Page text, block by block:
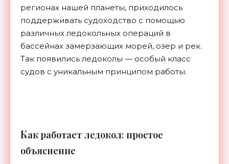
регионах нашей планеты, приходилось
поддерживать судоходство с помощью
различных ледокольных операций в
бассейнах замерзающих морей, озер и рек.
Так появились ледоколы — особый класс
судов с уникальным принципом работы.
Как работает ледокол: простое
объяснение